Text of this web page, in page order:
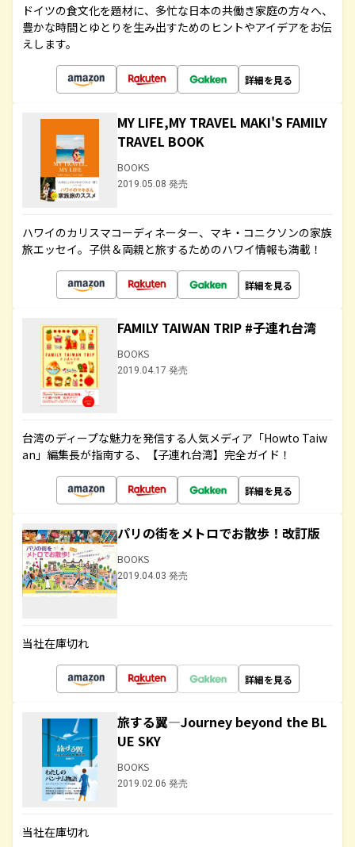
ドイツの食文化を題材に、多忙な日本の共働き家庭の方々へ、
豊かな時間とゆとりを生み出すためのヒントやアイデアをお伝
えします。
詳細を見る
MY LIFE,MY TRAVEL MAKI'S FAMILY
TRAVEL BOOK
BOOKS
2019.05.08 発売
ハワイのカリスマコーディネーター、マキ・コニクソンの家族
旅エッセイ。子供＆両親と旅するためのハワイ情報も満載！
詳細を見る
FAMILY TAIWAN TRIP #子連れ台湾
BOOKS
2019.04.17 発売
台湾のディープな魅力を発信する人気メディア「Howto Taiw
an」編集長が指南する、【子連れ台湾】完全ガイド！
詳細を見る
パリの街をメトロでお散歩！改訂版
BOOKS
2019.04.03 発売
当社在庫切れ
詳細を見る
旅する翼―Journey beyond the BL
UE SKY
BOOKS
2019.02.06 発売
当社在庫切れ